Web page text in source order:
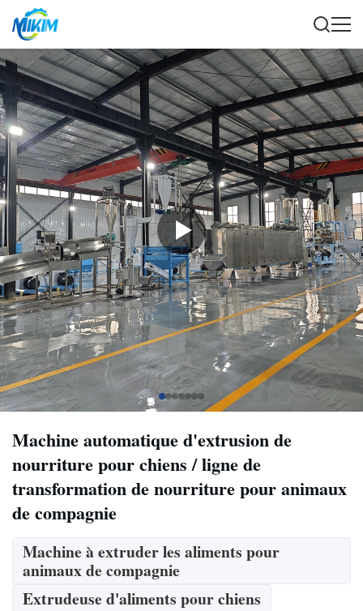
Machine automatique d'extrusion de
nourriture pour chiens / ligne de
transformation de nourriture pour animaux
de compagnie
Machine à extruder les aliments pour
animaux de compagnie
Extrudeuse d'aliments pour chiens